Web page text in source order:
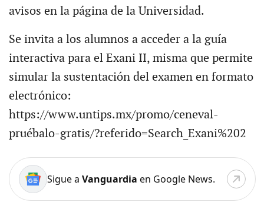
avisos en la página de la Universidad.
Se invita a los alumnos a acceder a la guía
interactiva para el Exani II, misma que permite
simular la sustentación del examen en formato
electrónico:
https://www.untips.mx/promo/ceneval-
pruébalo-gratis/?referido=Search_Exani%202
Sigue a Vanguardia en Google News.